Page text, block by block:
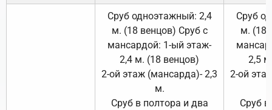
Сруб одноэтажный: 2,4
м. (18 венцов) Сруб с
мансардой: 1-ый этаж-
2,4 м. (18 венцов)
2-ой этаж (мансарда)- 2,3
м.
Сруб в полтора и два
Сруб
м. (18
2,5
2-ой
Сруб